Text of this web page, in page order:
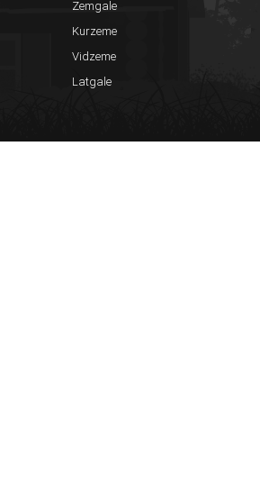
Zemgale
Kurzeme
Vidzeme
Latgale